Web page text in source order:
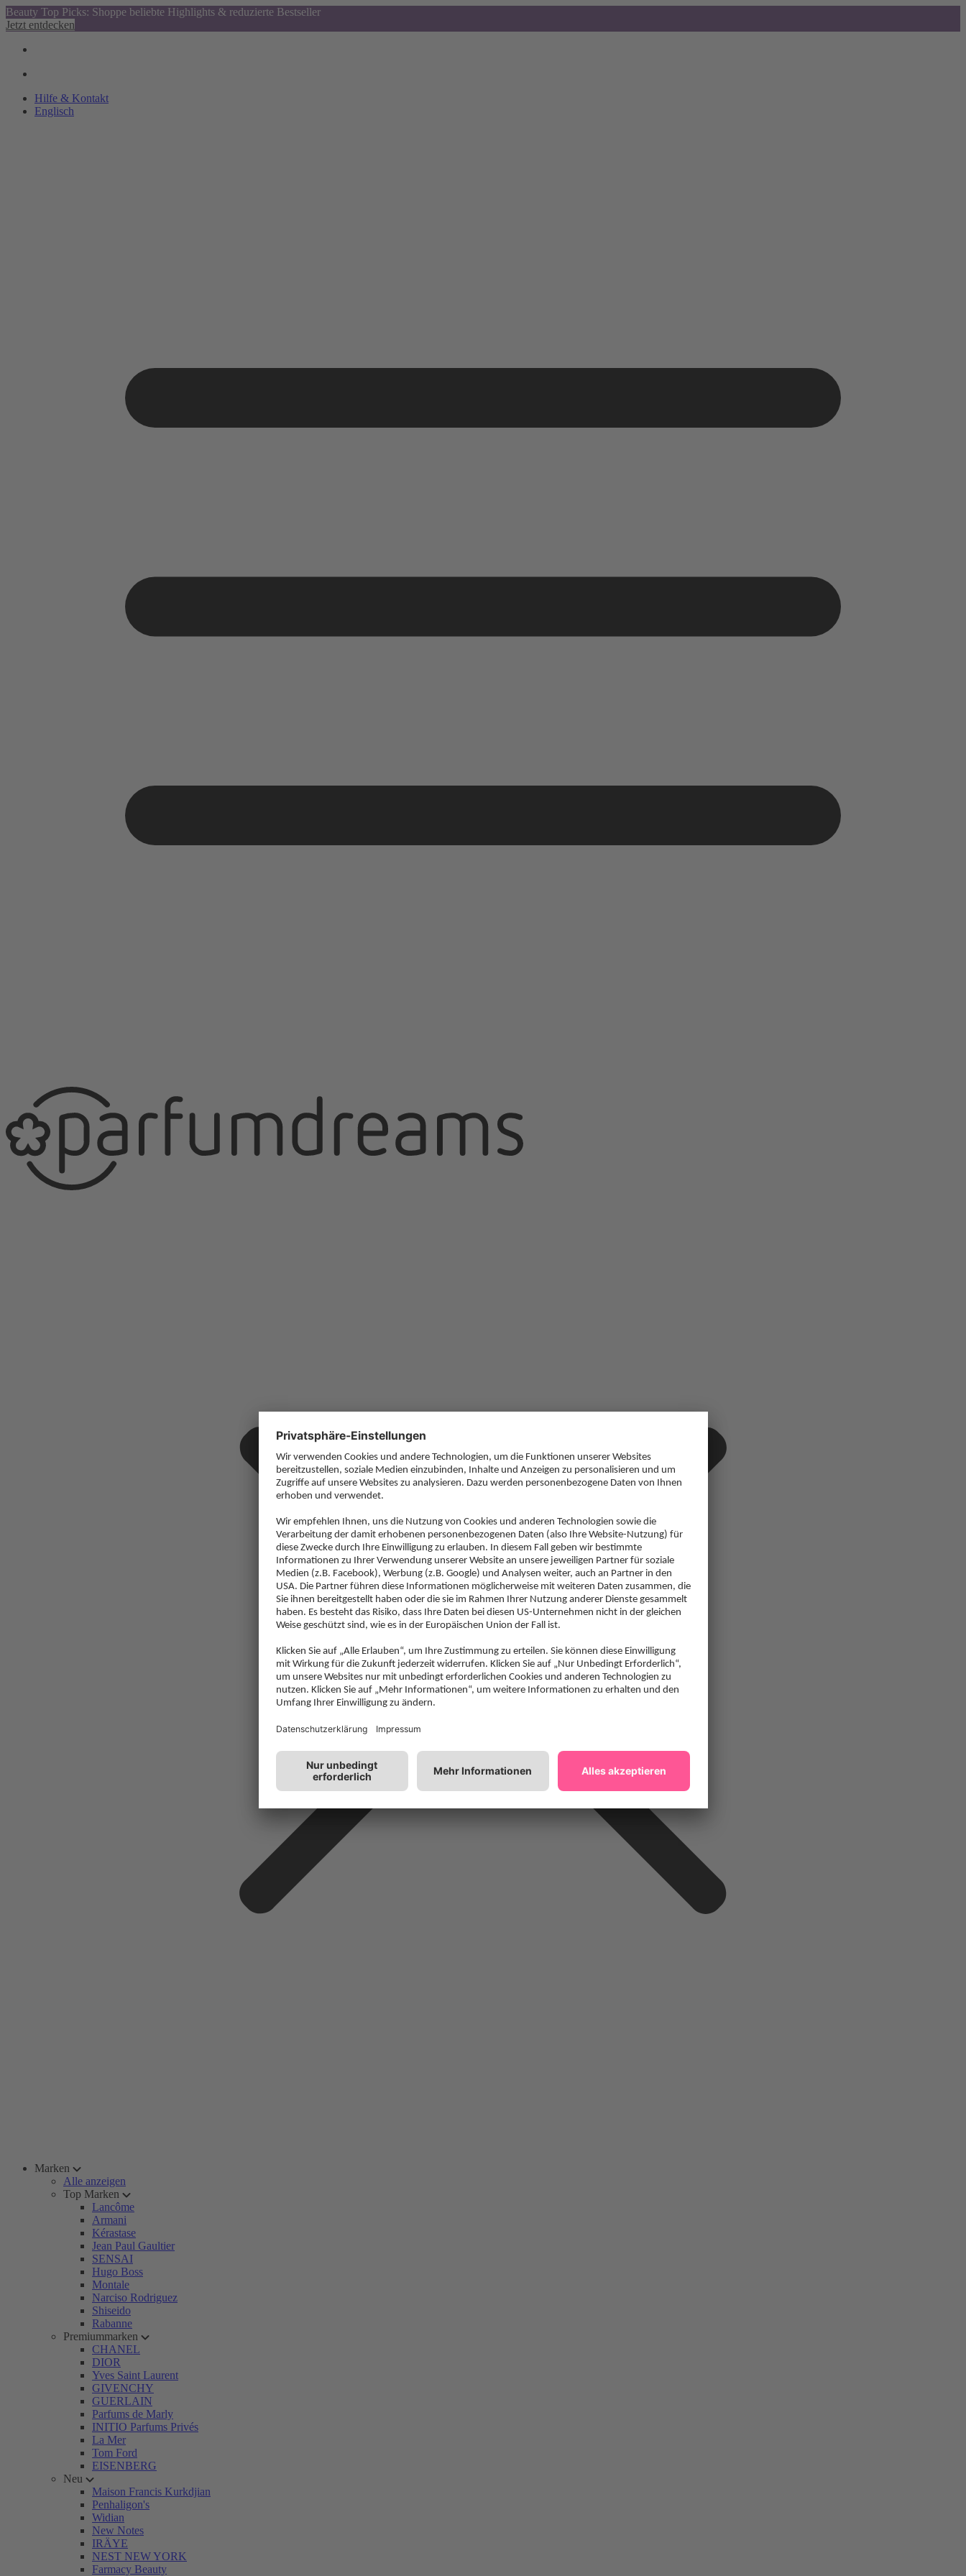
Beauty Top Picks: Shoppe beliebte Highlights & reduzierte Bestseller
Jetzt entdecken
Hilfe & Kontakt
Englisch
Marken
Alle anzeigen
Top Marken
Lancôme
Armani
Kérastase
Jean Paul Gaultier
SENSAI
Hugo Boss
Montale
Narciso Rodriguez
Shiseido
Rabanne
Premiummarken
CHANEL
DIOR
Yves Saint Laurent
GIVENCHY
GUERLAIN
Parfums de Marly
INITIO Parfums Privés
La Mer
Tom Ford
EISENBERG
Neu
Maison Francis Kurkdjian
Penhaligon's
Widian
New Notes
IRÄYE
NEST NEW YORK
Farmacy Beauty